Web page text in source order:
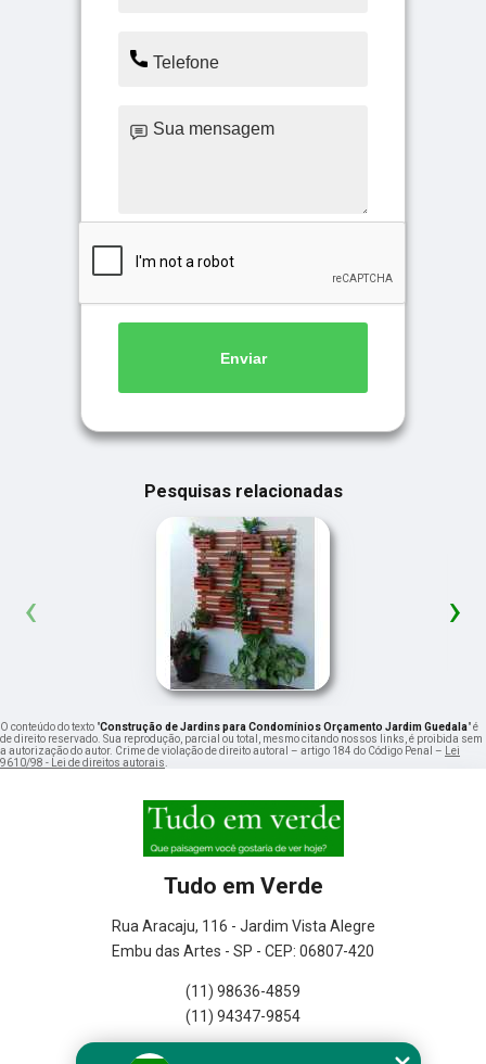
Enviar
Pesquisas relacionadas
‹ ›
O conteúdo do texto "Construção de Jardins para Condomínios Orçamento Jardim Guedala" é
de direito reservado. Sua reprodução, parcial ou total, mesmo citando nossos links, é proibida sem
a autorização do autor. Crime de violação de direito autoral – artigo 184 do Código Penal – Lei
9610/98 - Lei de direitos autorais.
Tudo em Verde
Rua Aracaju, 116 - Jardim Vista Alegre
Embu das Artes - SP - CEP: 06807-420
(11) 98636-4859
(11) 94347-9854